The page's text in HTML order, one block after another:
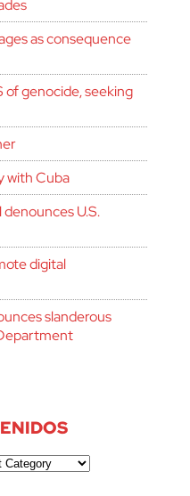
as consequence
of genocide, seeking
with Cuba
U.S.
digital
slanderous